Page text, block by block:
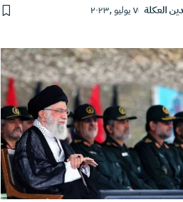
العكلة ٧ يوليو ,٢٠٢٣